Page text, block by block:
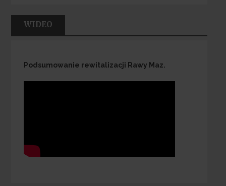
WIDEO
Podsumowanie rewitalizacji Rawy Maz.